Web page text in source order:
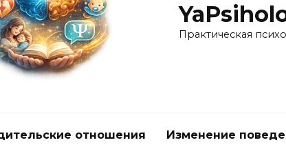
Практическая
отношения Изменение